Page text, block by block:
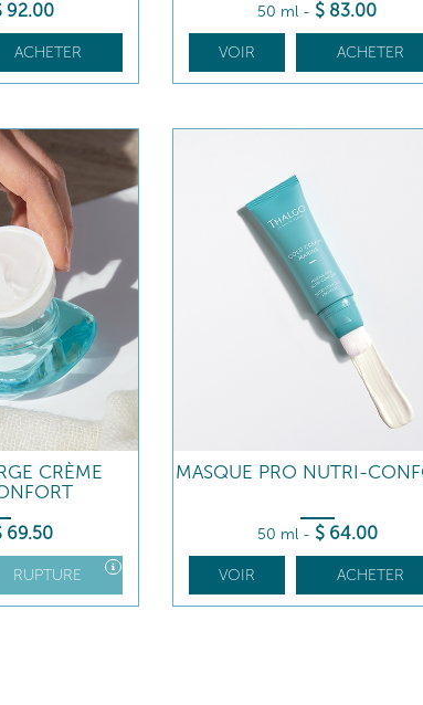
92.00
ACHETER
50 ml - $ 83.00
VOIR ACHETER
CRÈME
69.50
RUPTURE
MASQUE PRO NUTRI-
50 ml - $ 64.00
VOIR ACHETER